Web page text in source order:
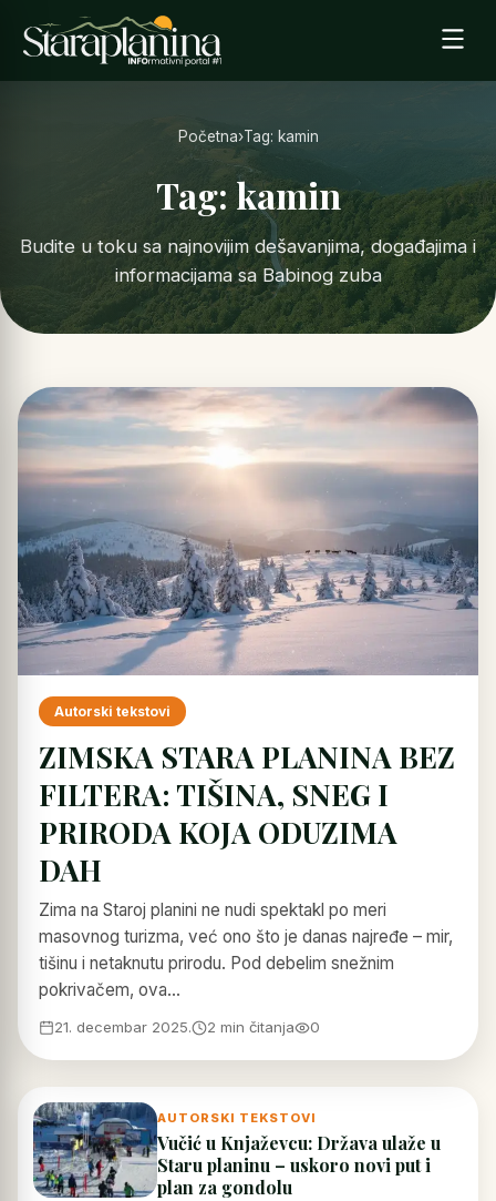
Početna›Tag: kamin
Tag: kamin
Budite u toku sa najnovijim dešavanjima, događajima i
informacijama sa Babinog zuba
Autorski tekstovi
ZIMSKA STARA PLANINA BEZ
FILTERA: TIŠINA, SNEG I
PRIRODA KOJA ODUZIMA
DAH
Zima na Staroj planini ne nudi spektakl po meri
masovnog turizma, već ono što je danas najređe – mir,
tišinu i netaknutu prirodu. Pod debelim snežnim
pokrivačem, ova…
21. decembar 2025. 2 min čitanja 0
AUTORSKI TEKSTOVI
Vučić u Knjaževcu: Država ulaže u
Staru planinu – uskoro novi put i
plan za gondolu